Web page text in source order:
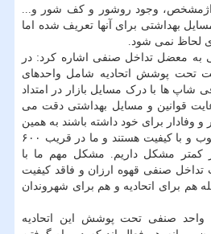
وجود روشور و کف شور و...
بهداشتی برای آنها تعریف شده اما
لحاظ نمی شود.
به معضل تداخل صنفی اشاره کرد: در
تحت پوشش اتحادیه شامل واحدهای
شاپ ها با درک مسایل بازار در امتداد
قوانین و مسایل بهداشتی دقت می
و وفادار برای خود داشته باشند به همین
دلیل بدنبال ارائه محصول خوب و با کیفیت هستند و ما در قریب ۶۰۰
کمتر مشکل داریم. مشکل مهم ما با
صنفی قهوه ارزان و فاقد کیفیت
هم برای اتحادیه و هم برای شهروندان
ملکوتی اضافه کرد: ۱۶۰۰ واحد صنفی تحت پوشش این اتحادیه